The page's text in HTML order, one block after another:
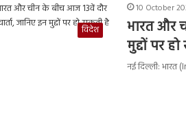
विदेश
10 October
भारत और
मुद्दों पर
नई दिल्ली: भारत